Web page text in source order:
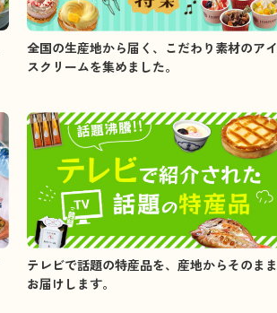
全国の生産地から届く、こだわり素材のアイ
スクリームを集めました。
テレビで話題の特産品を、産地からそのまま
お届けします。